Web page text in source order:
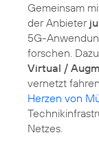
Gemeinsam
der Anbieter
5G-
forschen.
Virtual /
vernetzt
Herzen von
Netzes.